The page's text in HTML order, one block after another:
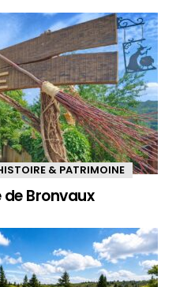
& PATRIMOINE
Bronvaux